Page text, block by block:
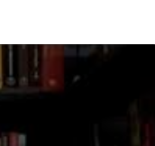
birra,